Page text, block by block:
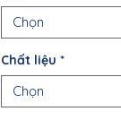
Chọn
Chất liệu *
Chọn